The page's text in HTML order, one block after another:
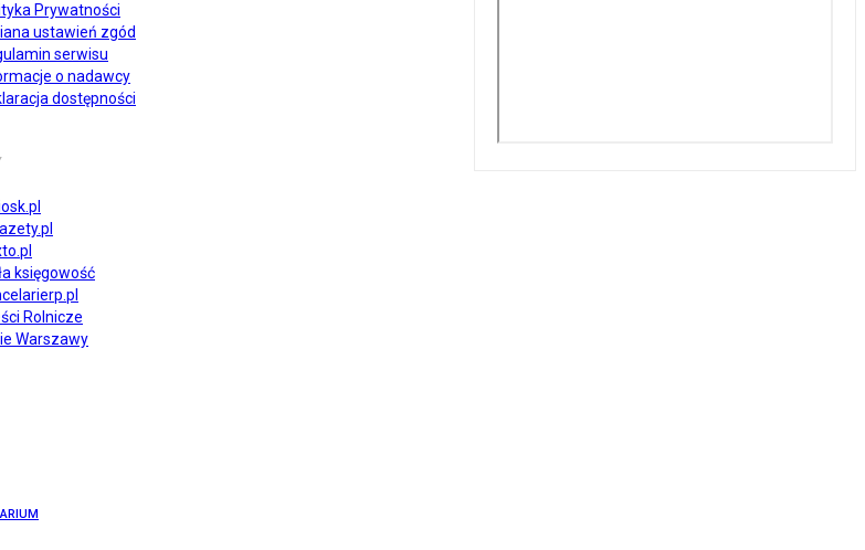
Prywatności
ustawień zgód
serwisu
o nadawcy
dostępności
księgowość
Rolnicze
Warszawy